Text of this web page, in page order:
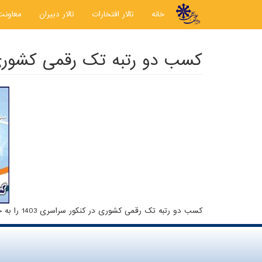
خانه
تالار افتخارات تالار دبیران
کسب دو رتبه تک رقمی
کسب دو رتبه تک رقمی کشوری در کنکور سراسری 1403 را به خانواده بزرگ علامه حلی 4 تبریک عرض می نماییم